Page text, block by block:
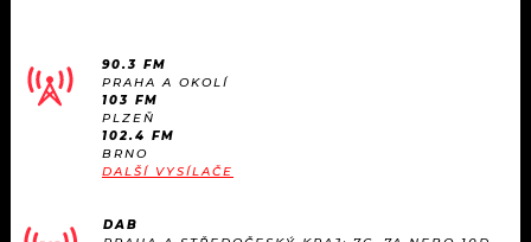
#NEBUDUDOMA
KALENDÁŘ
VIP
APLIKACE
PROGRAM
PLAYLIST
SOUTĚŽE
90.3 FM
PRAHA A OKOLÍ
103 FM
PLZEŇ
102.4 FM
BRNO
DALŠÍ VYSÍLAČE
DAB